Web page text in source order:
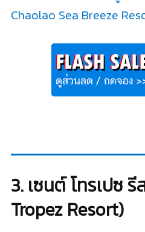
Chaolao Sea Breeze
3. เซนต์ โทรเปซ
Tropez Resort)